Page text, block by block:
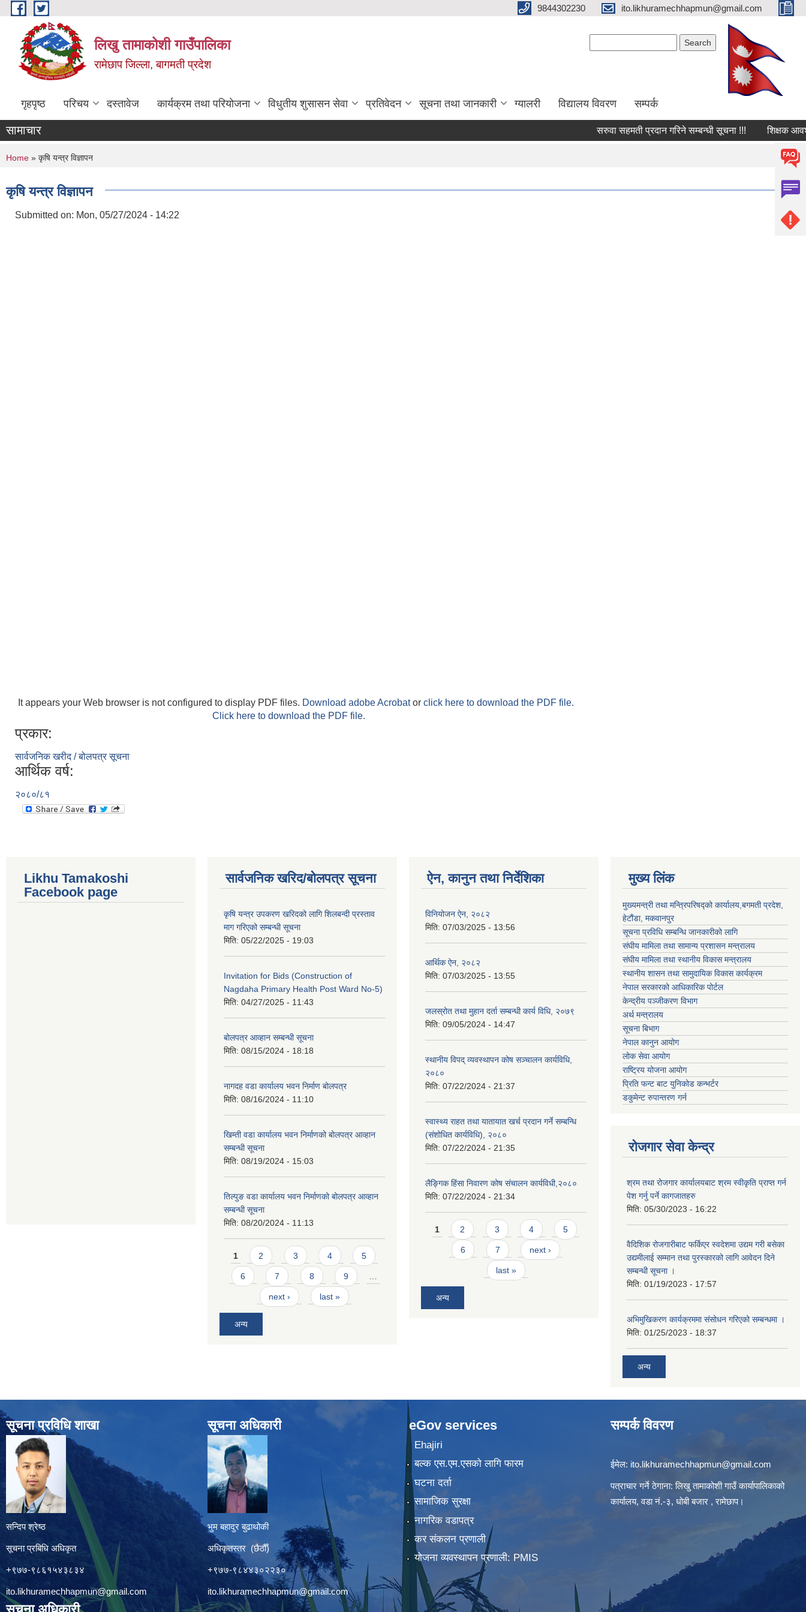
Skip to main content 9844302230 ito.likhuramechhapmun@gmail.com
लिखु तामाकोशी गाउँपालिका
रामेछाप जिल्ला, बागमती प्रदेश
गृहपृष्ठ परिचय दस्तावेज कार्यक्रम तथा परियोजना विधुतीय शुसासन सेवा प्रतिवेदन सूचना तथा जानकारी ग्यालरी विद्यालय विवरण सम्पर्क
सामाचार सरुवा सहमती प्रदान गरिने सम्बन्धी सूचना !!! शिक्षक
You are here
Home » कृषि यन्त्र विज्ञापन
कृषि यन्त्र विज्ञापन
Submitted on: Mon, 05/27/2024 - 14:22
It appears your Web browser is not configured to display PDF files. Download adobe Acrobator click here to download the PDF file.
Click here to download the PDF file.
प्रकार:
सार्वजनिक खरीद / बोलपत्र सूचना
आर्थिक वर्ष:
२०८०/८१
Likhu Tamakoshi
Facebook page
सार्वजनिक खरिद/बोलपत्र सूचना
कृषि यन्त्र उपकरण खरिदको लागि शिलबन्दी प्रस्ताव
माग गरिएको सम्बन्धी सूचना
मिति: 05/22/2025 - 19:03
Invitation for Bids (Construction of
Nagdaha Primary Health Post Ward No-5)
मिति: 04/27/2025 - 11:43
बोलपत्र आव्हान सम्बन्धी सूचना
मिति: 08/15/2024 - 18:18
नागदह वडा कार्यालय भवन निर्माण बोलपत्र
मिति: 08/16/2024 - 11:10
खिम्ती वडा कार्यालय भवन निर्माणको बोलपत्र आव्हान
सम्बन्धी सूचना
मिति: 08/19/2024 - 15:03
तिल्पुङ वडा कार्यालय भवन निर्माणको बोलपत्र आव्हान
सम्बन्धी सूचना
मिति: 08/20/2024 - 11:13
Pages
1 2 3 4 5
6 7 8 9
next › last »
अन्य
ऐन, कानुन तथा निर्देशिका
विनियोजन ऐन, २०८२
मिति: 07/03/2025 - 13:56
आर्थिक ऐन, २०८२
मिति: 07/03/2025 - 13:55
जलस्रोत तथा मुहान दर्ता सम्बन्धी कार्य विधि, २०७९
मिति: 09/05/2024 - 14:47
स्थानीय विपद् व्यवस्थापन कोष सञ्चालन कार्यविधि,
२०८०
मिति: 07/22/2024 - 21:37
स्वास्थ्य राहत तथा यातायात खर्च प्रदान गर्ने सम्बन्धि
(संशोधित कार्यविधि), २०८०
मिति: 07/22/2024 - 21:35
लैङ्गिक हिंसा निवारण कोष संचालन कार्यविधी,२०८०
मिति: 07/22/2024 - 21:34
Pages
1 2 3 4 5
6 7 next ›
last »
अन्य
मुख्य लिंक
मुख्यमन्त्री तथा मन्त्रिपरिषद्को कार्यालय,बगमती प्रदेश,
हेटौंडा, मकवानपुर
सूचना प्रविधि सम्बन्धि जानकारीको लागि
संघीय मामिला तथा सामान्य प्रशासन मन्त्रालय
संघीय मामिला तथा स्थानीय विकास मन्त्रालय
स्थानीय शासन तथा सामुदायिक विकास कार्यक्रम
नेपाल सरकारको आधिकारिक पोर्टल
केन्द्रीय पञ्जीकरण विभाग
अर्थ मन्त्रालय
सूचना बिभाग
नेपाल कानुन आयोग
लोक सेवा आयोग
राष्ट्रिय योजना आयोग
प्रिति फन्ट बाट युनिकोड कन्भर्टर
डकुमेन्ट रुपान्तरण गर्न
रोजगार सेवा केन्द्र
श्रम तथा रोजगार कार्यालयबाट श्रम स्वीकृति प्राप्त गर्न
पेश गर्नु पर्ने कागजातहरु
मिति: 05/30/2023 - 16:22
वैदिशिक रोजगारीबाट फर्किएर स्वदेशमा उद्यम गरी बसेका
उद्यमीलाई सम्मान तथा पुरस्कारको लागि आवेदन दिने
सम्बन्धी सूचना ।
मिति: 01/19/2023 - 17:57
अभिमुखिकरण कार्यक्रममा संसोधन गरिएको सम्बन्धमा ।
मिति: 01/25/2023 - 18:37
अन्य
सूचना प्रविधि शाखा
सन्दिप श्रेष्ठ
सूचना प्रबिधि अधिकृत
+९७७-९८६१५४३८३४
ito.likhuramechhapmun@gmail.com
सूचना अधिकारी
भुम बहादुर बुढाथोकी
अधिकृतस्तर (छैठौँ)
+९७७-९८४४३०२२३०
ito.likhuramechhapmun@gmail.com
eGov services
Ehajiri
बल्क एस.एम.एसको लागि फारम
घटना दर्ता
सामाजिक सुरक्षा
नागरिक वडापत्र
कर संकलन प्रणाली
योजना व्यवस्थापन प्रणाली: PMIS
सम्पर्क विवरण
ईमेल: ito.likhuramechhapmun@gmail.com
पत्राचार गर्ने ठेगाना: लिखु तामाकोशी गाउँ कार्यापालिकाको
कार्यालय, वडा नं.-३, धोबी बजार , रामेछाप।